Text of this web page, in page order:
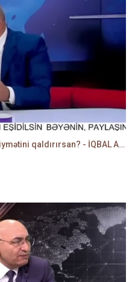
Sən kimsən ki, benzinin, çörəyin qiymətini qaldırırsan? - İQBAL AĞAZADƏ